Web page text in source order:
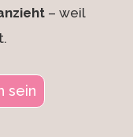
– weil
sein